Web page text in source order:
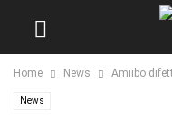
Home News Amiibo
News